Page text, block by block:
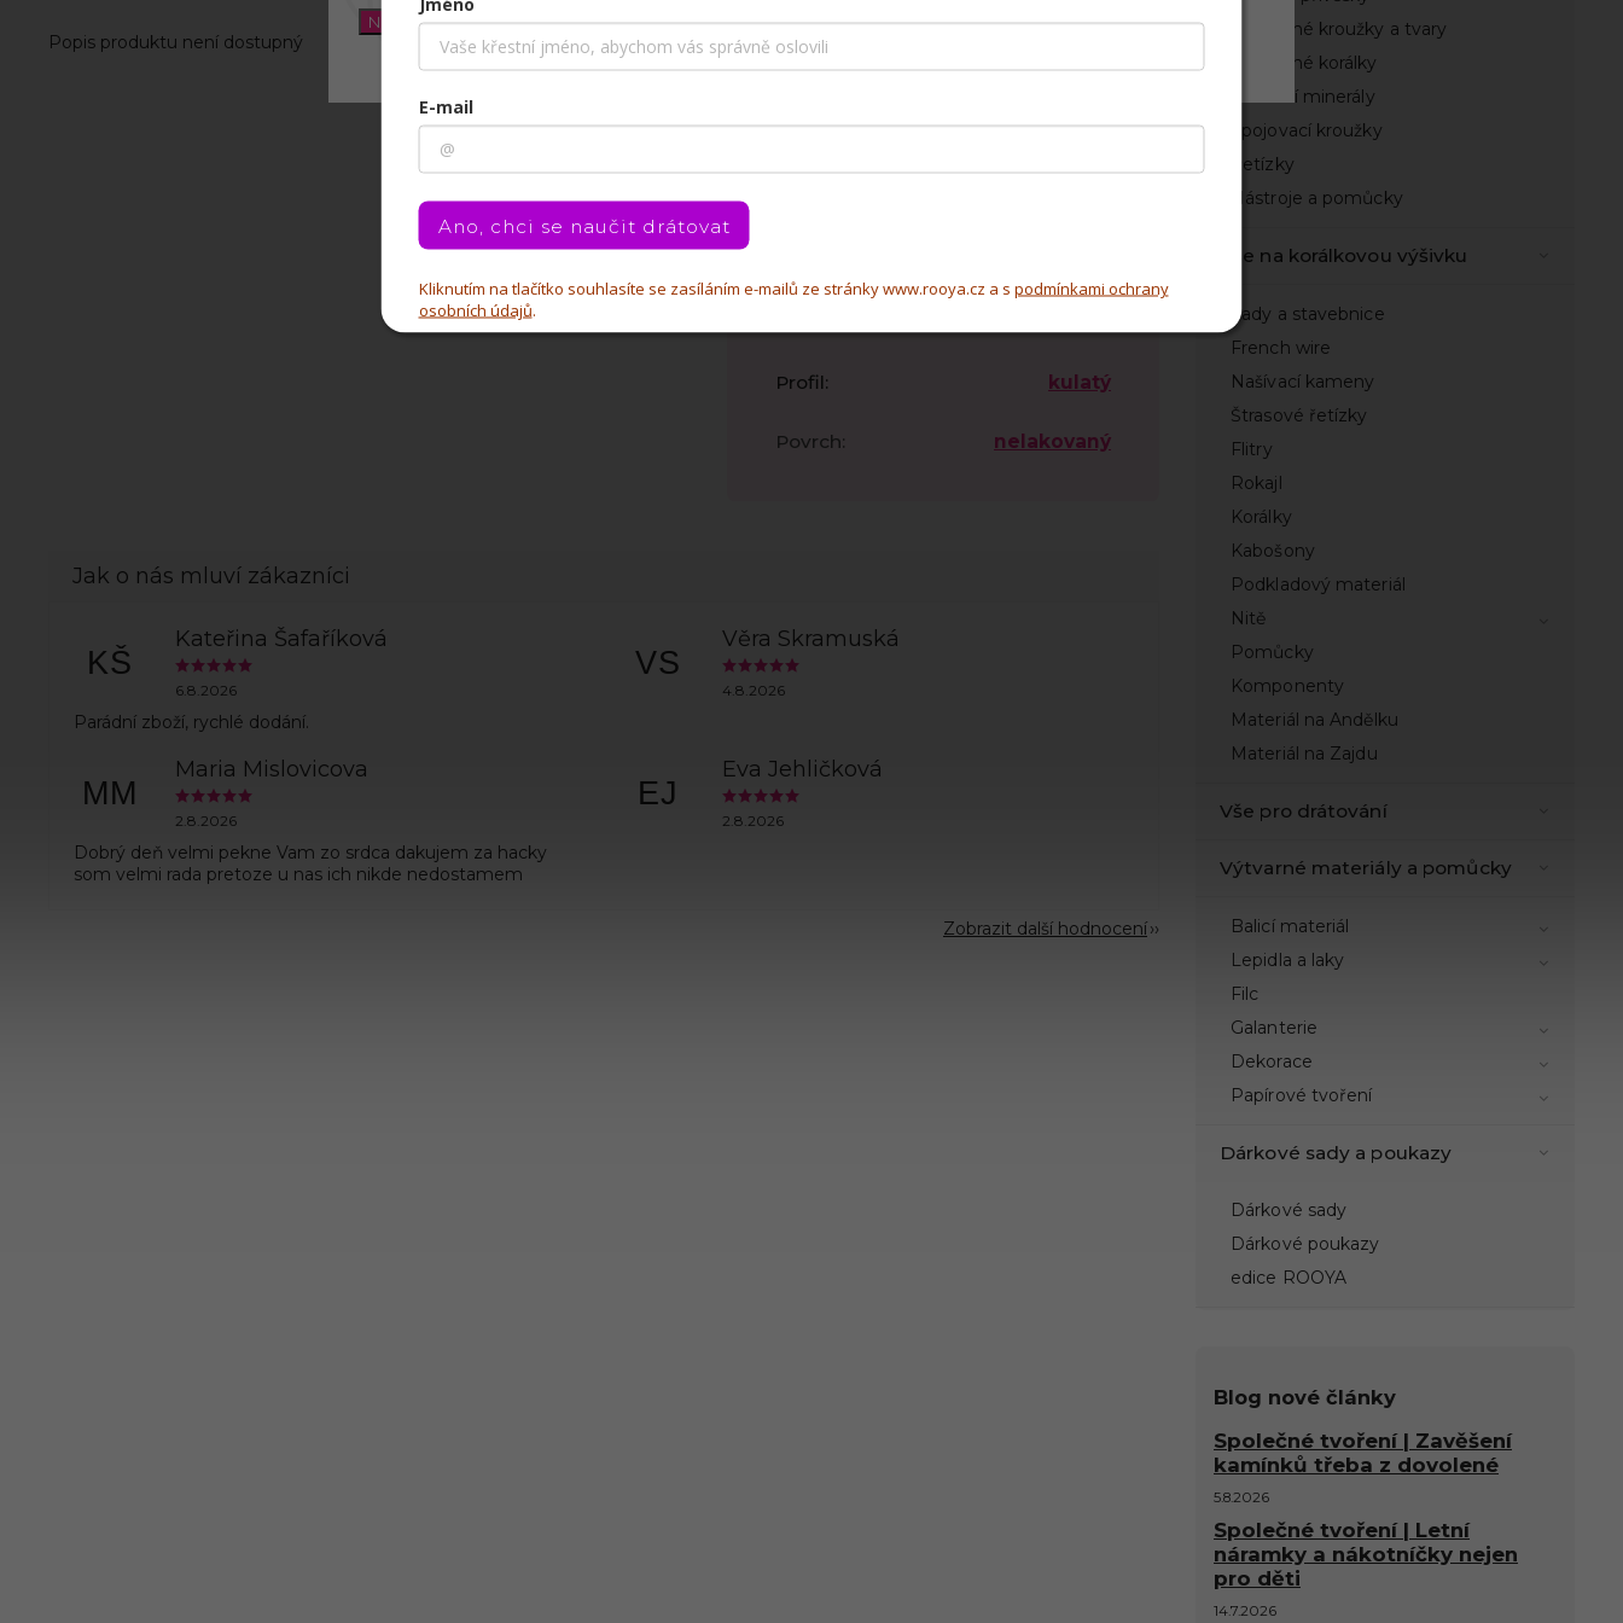
Nastavení
Nedělené kroužky a tvary
Broušené korálky
Přírodní minerály
Spojovací kroužky
Řetízky
Nástroje a pomůcky
Vše na korálkovou výšivku
Sady a stavebnice
French wire
Našívací kameny
Štrasové řetízky
Flitry
Rokajl
Korálky
Kabošony
Podkladový materiál
Nitě
Pomůcky
Komponenty
Materiál na Andělku
Materiál na Zajdu
Vše pro drátování
Výtvarné materiály a pomůcky
Balicí materiál
Lepidla a laky
Filc
Galanterie
Dekorace
Papírové tvoření
Dárkové sady a poukazy
Dárkové sady
Dárkové poukazy
edice ROOYA
Blog nové články
Společné tvoření | Zavěšení
kamínků třeba z dovolené
5.8.2026
Společné tvoření | Letní
náramky a nákotníčky nejen
pro děti
14.7.2026
Popis produktu není dostupný
dráty
Barva: platinová
Profil: kulatý
Povrch: nelakovaný
KŠ
Kateřina Šafaříková
6.8.2026
Parádní zboží, rychlé dodání.
VS
Věra Skramuská
4.8.2026
MM
Maria Mislovicova
2.8.2026
Dobrý deň velmi pekne Vam zo srdca dakujem za hacky
som velmi rada pretoze u nas ich nikde nedostamem
EJ
Eva Jehličková
2.8.2026
Zobrazit další hodnocení
E-mail
Ano, chci se naučit drátovat
Kliknutím na tlačítko souhlasíte se zasíláním e-mailů ze stránky www.rooya.cz a s podmínkami ochrany
osobních údajů.